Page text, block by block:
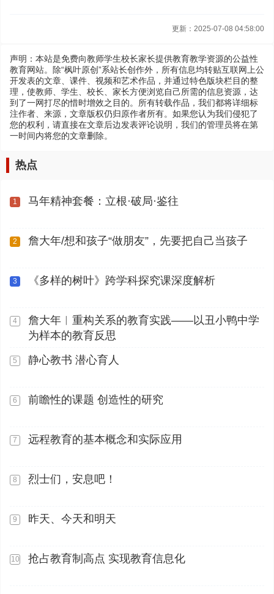
更新：2025-07-08 04:58:00
声明：本站是免费向教师学生校长家长提供教育教学资源的公益性
教育网站。除“枫叶原创”系站长创作外，所有信息均转贴互联网上公
开发表的文章、课件、视频和艺术作品，并通过特色版块栏目的整
理，使教师、学生、校长、家长方便浏览自己所需的信息资源，达
到了一网打尽的惜时增效之目的。所有转载作品，我们都将详细标
注作者、来源，文章版权仍归原作者所有。如果您认为我们侵犯了
您的权利，请直接在文章后边发表评论说明，我们的管理员将在第
一时间内将您的文章删除。
热点
1 马年精神套餐：立根·破局·鉴往
2 詹大年/想和孩子“做朋友”，先要把自己当孩子
3 《多样的树叶》跨学科探究课深度解析
4
詹大年︱重构关系的教育实践——以丑小鸭中学
为样本的教育反思
5 静心教书 潜心育人
6 前瞻性的课题 创造性的研究
7 远程教育的基本概念和实际应用
8 烈士们，安息吧！
9 昨天、今天和明天
10 抢占教育制高点 实现教育信息化